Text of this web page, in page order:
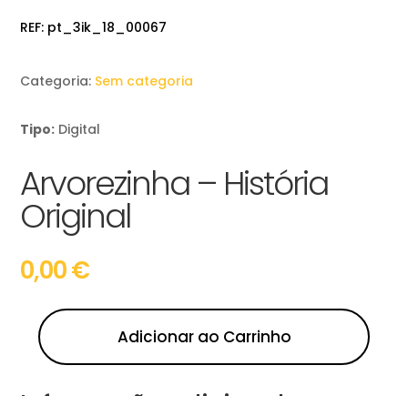
REF: pt_3ik_18_00067
Categoria: Sem categoria
Tipo: Digital
Arvorezinha – História
Original
0,00€
Adicionar ao Carrinho